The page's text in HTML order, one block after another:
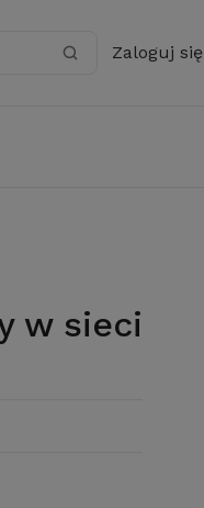
Zaloguj się
w sieci